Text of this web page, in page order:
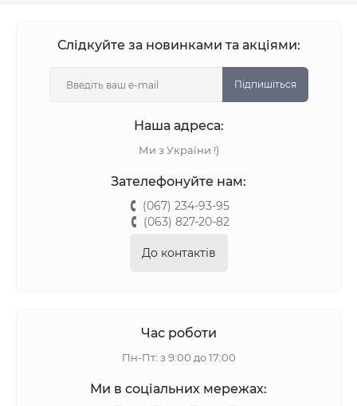
Слідкуйте за новинками та акціями:
Підпишіться
Наша адреса:
Ми з України !)
Зателефонуйте нам:
(067) 234-93-95
(063) 827-20-82
До контактів
Час роботи
Пн-Пт: з 9:00 до 17:00
Ми в соціальних мережах: